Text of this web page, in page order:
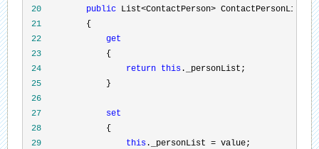
20
public List<ContactPerson>
21
22
get
23
24
return this
25
26
27
set
28
29
this ._personList =